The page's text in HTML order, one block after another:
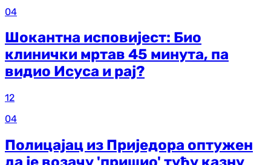
04
Шокантна исповијест: Био
клинички мртав 45 минута, па
видио Исуса и рај?
12
04
Полицајац из Приједора оптужен